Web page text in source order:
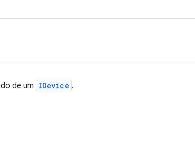
de um IDevice .